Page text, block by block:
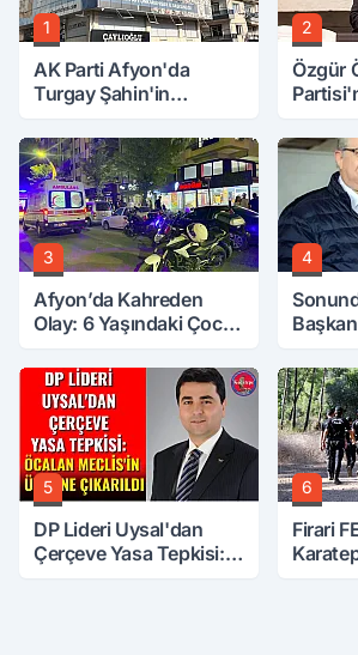
1
AK Parti Afyon'da
Turgay Şahin'in
2
Özgür
3
Afyon’da Kahreden
Olay: 6 Yaşındaki Çocuk
4
Attırdı
5
DP Lideri Uysal'dan
Çerçeve Yasa Tepkisi:
6
Firari